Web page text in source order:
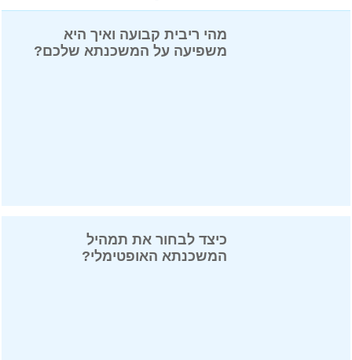
מהי ריבית קבועה ואיך היא
משפיעה על המשכנתא שלכם?
כיצד לבחור את תמהיל
המשכנתא האופטימלי?